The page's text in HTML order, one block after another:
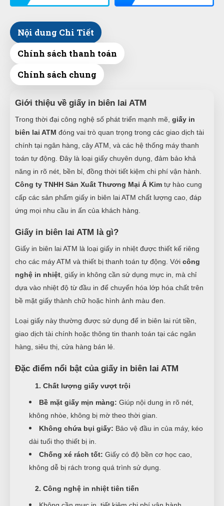
Nội dung Chi Tiết
Chính sách thanh toán
Chính sách chung
Giới thiệu về giấy in biên lai ATM
Trong thời đại công nghệ số phát triển mạnh mẽ, giấy in
biên lai ATM đóng vai trò quan trọng trong các giao dịch tài
chính tại ngân hàng, cây ATM, và các hệ thống máy thanh
toán tự động. Đây là loại giấy chuyên dụng, đảm bảo khả
năng in rõ nét, bền bỉ, đồng thời tiết kiệm chi phí vận hành.
Công ty TNHH Sản Xuất Thương Mại Á Kim tự hào cung
cấp các sản phẩm giấy in biên lai ATM chất lượng cao, đáp
ứng mọi nhu cầu in ấn của khách hàng.
Giấy in biên lai ATM là gì?
Giấy in biên lai ATM là loại giấy in nhiệt được thiết kế riêng
cho các máy ATM và thiết bị thanh toán tự động. Với công
nghệ in nhiệt , giấy in không cần sử dụng mực in, mà chỉ
dựa vào nhiệt độ từ đầu in để chuyển hóa lớp hóa chất trên
bề mặt giấy thành chữ hoặc hình ảnh màu đen.
Loại giấy này thường được sử dụng để in biên lai rút tiền,
giao dịch tài chính hoặc thông tin thanh toán tại các ngân
hàng, siêu thị, cửa hàng bán lẻ.
Đặc điểm nổi bật của giấy in biên lai ATM
1. Chất lượng giấy vượt trội
Bề mặt giấy mịn màng: Giúp nội dung in rõ nét,
không nhòe, không bị mờ theo thời gian.
Không chứa bụi giấy: Bảo vệ đầu in của máy, kéo
dài tuổi thọ thiết bị in.
Chống xé rách tốt: Giấy có độ bền cơ học cao,
không dễ bị rách trong quá trình sử dụng.
2. Công nghệ in nhiệt tiên tiến